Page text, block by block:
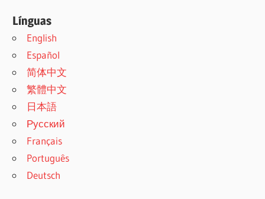
Línguas
English
Español
简体中文
繁體中文
日本語
Русский
Français
Português
Deutsch